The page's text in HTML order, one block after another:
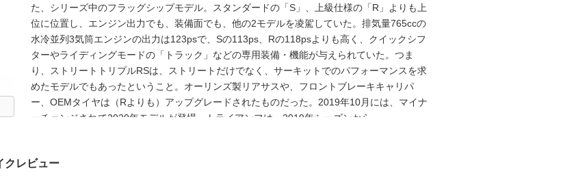
た、シリーズ中のフラッグシップモデル。スタンダードの「S」、上級仕様の「R」よりも上
位に位置し、エンジン出力でも、装備面でも、他の2モデルを凌駕していた。排気量765ccの
水冷並列3気筒エンジンの出力は123psで、Sの113ps、Rの118psよりも高く、クイックシフ
ターやライディングモードの「トラック」などの専用装備・機能が与えられていた。つま
り、ストリートトリプルRSは、ストリートだけでなく、サーキットでのパフォーマンスを求
めたモデルでもあったということ。オーリンズ製リアサスや、フロントブレーキキャリパ
ー、OEMタイヤは（Rよりも）アップグレードされたものだった。2019年10月には、マイナ
ーチェンジされて2020年モデルが登場。トライアンフは、2019年シーズンから
来モデルよりもミッドレンジ（中速域）での出力/トルク特性が大幅に向上していた。また、
クレビュー